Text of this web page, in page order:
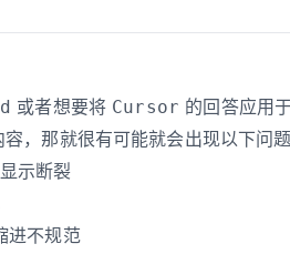
或者想要将 Cursor 的回答应用
容，那就很有可能就会出现以下问题
示断裂
进不规范